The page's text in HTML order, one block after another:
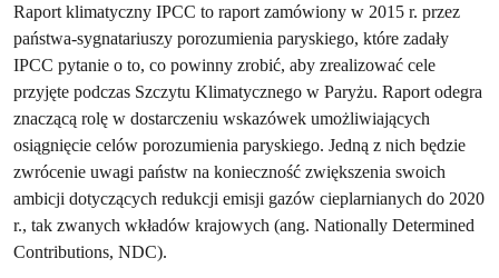
Raport klimatyczny IPCC to raport zamówiony w 2015 r. przez
państwa-sygnatariuszy porozumienia paryskiego, które zadały
IPCC pytanie o to, co powinny zrobić, aby zrealizować cele
przyjęte podczas Szczytu Klimatycznego w Paryżu. Raport odegra
znaczącą rolę w dostarczeniu wskazówek umożliwiających
osiągnięcie celów porozumienia paryskiego. Jedną z nich będzie
zwrócenie uwagi państw na konieczność zwiększenia swoich
ambicji dotyczących redukcji emisji gazów cieplarnianych do 2020
r., tak zwanych wkładów krajowych (ang. Nationally Determined
Contributions, NDC).